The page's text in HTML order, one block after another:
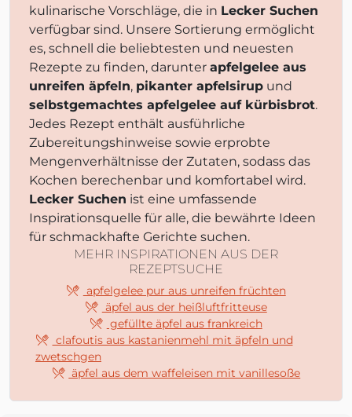
kulinarische Vorschläge, die in Lecker Suchen
verfügbar sind. Unsere Sortierung ermöglicht
es, schnell die beliebtesten und neuesten
Rezepte zu finden, darunter apfelgelee aus
unreifen äpfeln, pikanter apfelsirup und
selbstgemachtes apfelgelee auf kürbisbrot.
Jedes Rezept enthält ausführliche
Zubereitungshinweise sowie erprobte
Mengenverhältnisse der Zutaten, sodass das
Kochen berechenbar und komfortabel wird.
Lecker Suchen ist eine umfassende
Inspirationsquelle für alle, die bewährte Ideen
für schmackhafte Gerichte suchen.
MEHR INSPIRATIONEN AUS DER
REZEPTSUCHE
apfelgelee pur aus unreifen früchten
äpfel aus der heißluftfritteuse
gefüllte äpfel aus frankreich
clafoutis aus kastanienmehl mit äpfeln und
zwetschgen
äpfel aus dem waffeleisen mit vanillesoße